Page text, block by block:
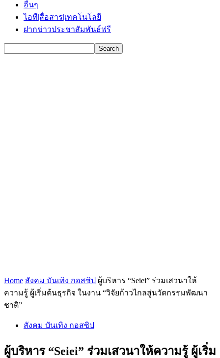
อื่นๆ
ไอที|สื่อสาร|เทคโนโลยี
ฝากข่าวประชาสัมพันธ์ฟรี
Home สังคม บันเทิง กอสซิป ผู้บริหาร “Seiei” ร่วมเสวนาให้
ความรู้ ผู้เริ่มต้นธุรกิจ ในงาน “วิจัยก้าวไกลสู่นวัตกรรมพัฒนา
ชาติ”
สังคม บันเทิง กอสซิป
ผู้บริหาร “Seiei” ร่วมเสวนาให้ความรู้ ผู้เริ่ม